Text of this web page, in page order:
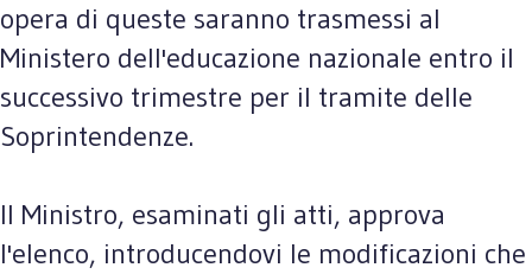
opera di queste saranno trasmessi al
Ministero dell'educazione nazionale entro il
successivo trimestre per il tramite delle
Soprintendenze.
Il Ministro, esaminati gli atti, approva
l'elenco, introducendovi le modificazioni che